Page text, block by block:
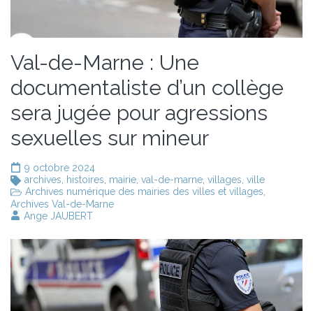
Val-de-Marne : Une
documentaliste d’un collège
sera jugée pour agressions
sexuelles sur mineur
9 octobre 2024
archives
histoires mairie val-de-marne villages ville
Archives numérique des mairies des villes et villages
Archives Val-de-Marne
Ange JAUBERT